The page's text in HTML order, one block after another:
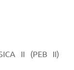
II (PEB II)